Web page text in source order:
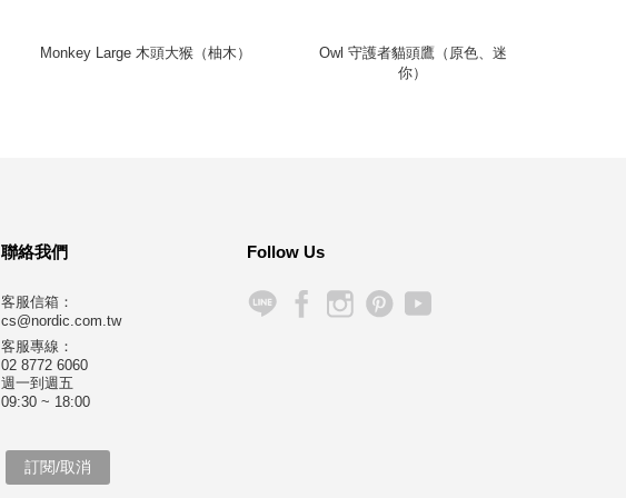
Monkey Large 木頭大猴（柚木）
Owl 守護者貓頭鷹（原色、迷
你）
聯絡我們
客服信箱：
cs@nordic.com.tw
客服專線：
02 8772 6060
週一到週五
09:30 ~ 18:00
Follow Us